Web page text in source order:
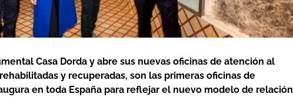
Casa Dorda y abre sus nuevas oficinas de atención al
y recuperadas, son las primeras oficinas de
en toda España para reflejar el nuevo modelo de relación